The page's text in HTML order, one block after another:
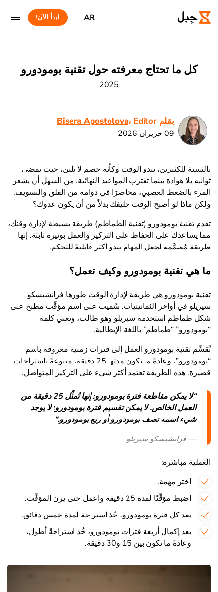
AR ابدأ الآن!
كل ما تحتاج معرفته حول تقنية بومودورو
2025
بقلم Bisera Apostolova، Editor
09 حزيران 2026
بالنسبة للكثيرين، يبدو الوقت وكأنه خصم لا يلين، حيث تمضي
ثوانيه بلا هوادة بينما تقترب المواعيد النهائية. من السهل أن يشعر
المرء بالضغط العصبي، محاصرًا في دوامة من القلق والتسويف.
ولكن ماذا لو أصبح الوقت حليفك بدلاً من أن يكون عدوك؟
تقدم تقنية بومودورو (تقنية الطماطم) طريقة بسيطة لإدارة وقتك،
مما يساعدك على الحفاظ على التركيز والعمل بوتيرة ثابتة. إنها
طريقة مُصمَّمة لجعل المهام تبدو أكثر قابليةً للتحكم.
ما هي تقنية بومودورو وكيف تعمل؟
تقنية بومودورو هي طريقة لإدارة الوقت طورها فرانشيسكو
سيريلو في أواخر الثمانينيات. سُميت على اسم مؤقِّت مطبخ على
شكل طماطم استخدمه سيريلو وهو طالب، وتعني كلمة
“بومودورو” “طماطم” باللغة الإيطالية.
تُقسِّم تقنية بومودورو العمل إلى فترات زمنية معروفة باسم
“بومودورو”، وعادةً ما تكون مدتها 25 دقيقة، متبوعةً باستراحات
قصيرة. هذه الطريقة تعتمد أكثر شيء على التركيز المتواصل.
“لا يمكن مقاطعة فترة بومودورو: إنها تُمثِّل 25 دقيقة من
العمل الخالص. لا يمكن تقسيم فترة بومودورو: لا يوجد
شيء اسمه نصف بومودورو أو ربع بومودورو.”
— فرانشيسكو سيريلو
العملية مباشرة:
اختر مهمة.
اضبط مؤقِّتًا لمدة 25 دقيقة واعمل حتى يرن المؤقِّت.
بعد كل فترة بومودورو، خُذ استراحة لمدة خمس دقائق.
بعد إكمال أربعة فترات بومودورو، خُذ استراحةً أطول،
وعادةً ما تكون بين 15 و30 دقيقة.